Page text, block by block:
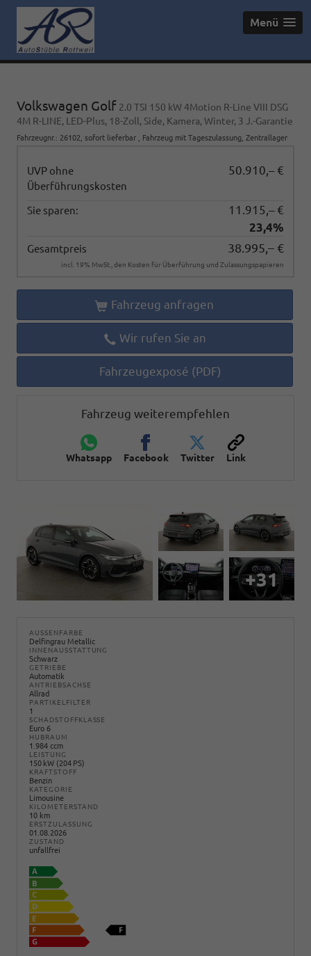
Menü
Volkswagen Golf 2.0 TSI 150 kW 4Motion R-Line VIII DSG
4M R-LINE, LED-Plus, 18-Zoll, Side, Kamera, Winter, 3 J.-Garantie
Fahrzeugnr. : 26102 sofort lieferbar Fahrzeug mit Tageszulassung , Zentrallager
UVP ohne
Überführungskosten
50.910,– €
Sie sparen:
11.915,– €
23,4%
Gesamtpreis 38.995,– €
incl. 19% MwSt., den Kosten für Überführung und Zulassungspapieren
Fahrzeug anfragen
Wir rufen Sie an
Fahrzeugexposé (PDF)
Fahrzeug weiterempfehlen
Whatsapp Facebook Twitter Link
+31
AUSSENFARBE
Delfingrau Metallic
INNENAUSSTATTUNG
Schwarz
GETRIEBE
Automatik
ANTRIEBSACHSE
Allrad
PARTIKELFILTER
1
SCHADSTOFFKLASSE
Euro 6
HUBRAUM
1.984 ccm
LEISTUNG
150 kW (204 PS)
KRAFTSTOFF
Benzin
KATEGORIE
Limousine
KILOMETERSTAND
10 km
ERSTZULASSUNG
01.08.2026
ZUSTAND
unfallfrei